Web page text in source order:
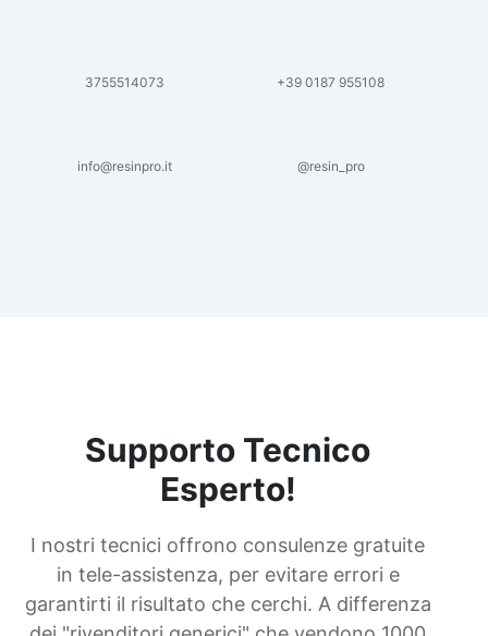
3755514073 +39 0187 955108
info@resinpro.it @resin_pro
Supporto Tecnico
Esperto!
I nostri tecnici offrono consulenze gratuite
in tele-assistenza, per evitare errori e
garantirti il risultato che cerchi. A differenza